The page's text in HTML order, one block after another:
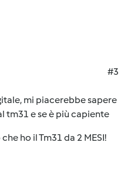
#3
mi piacerebbe sapere
tm31 e se è più capiente
ho il Tm31 da 2 MESI!